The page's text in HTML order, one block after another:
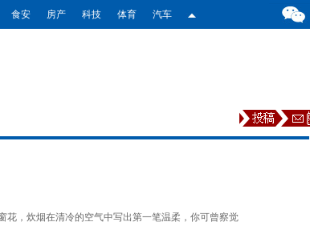
食安 房产 科技 体育 汽车
，炊烟在清冷的空气中写出第一笔温柔，你可曾察觉